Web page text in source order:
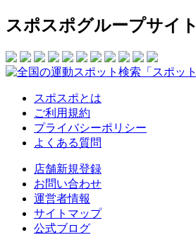
スポスポグループサイト
スポスポとは
ご利用規約
プライバシーポリシー
よくある質問
店舗新規登録
お問い合わせ
運営者情報
サイトマップ
公式ブログ